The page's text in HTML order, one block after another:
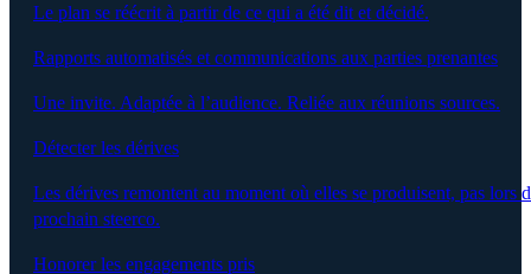
Le plan se réécrit à partir de ce qui a été dit et décidé.
Rapports automatisés et communications aux parties prenantes
Une invite. Adaptée à l’audience. Reliée aux réunions sources.
Détecter les dérives
Les dérives remontent au moment où elles se produisent, pas lors
prochain steerco.
Honorer les engagements pris